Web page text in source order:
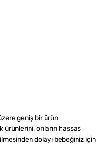
geniş bir ürün
ürünlerini, onların hassas
dolayı bebeğiniz için